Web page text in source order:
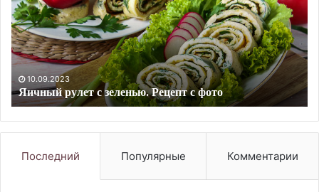
шампиньонами.
Рецепт
с
фото
10.09.2023
Запеканка из фасоли с шампиньонами. Рецепт с фото
Последний Популярные Комментарии